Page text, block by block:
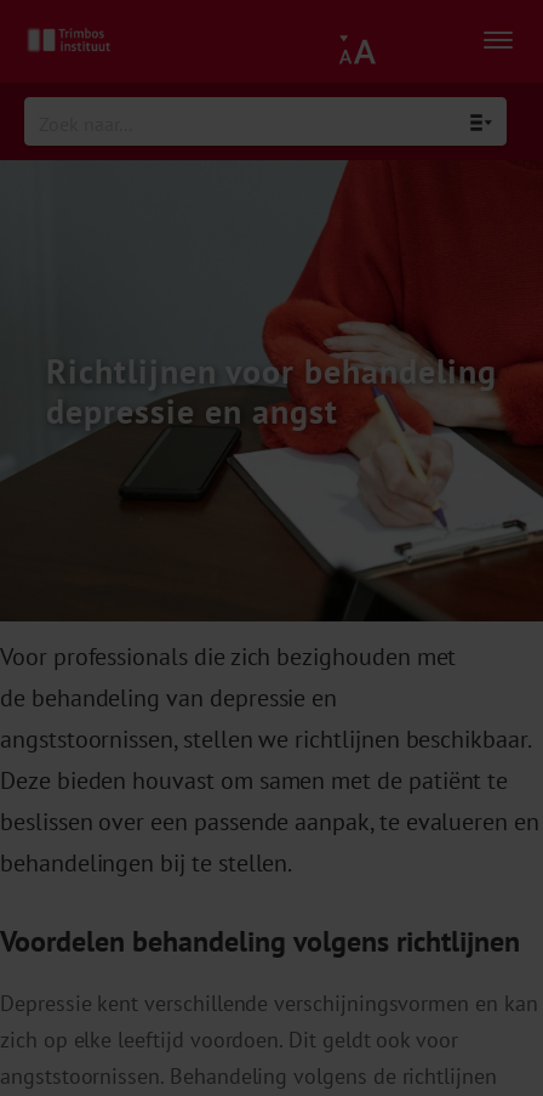
Richtlijnen voor behandeling
depressie en angst
Voor professionals die zich bezighouden met
de behandeling van depressie en
angststoornissen, stellen we richtlijnen beschikbaar.
Deze bieden houvast om samen met de patiënt te
beslissen over een passende aanpak, te evalueren en
behandelingen bij te stellen.
Voordelen behandeling volgens richtlijnen
Depressie kent verschillende verschijningsvormen en kan
zich op elke leeftijd voordoen. Dit geldt ook voor
angststoornissen. Behandeling volgens de richtlijnen